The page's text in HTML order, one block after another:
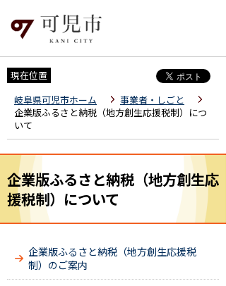
現在位置
岐阜県可児市ホーム
事業者・しごと
企業版ふるさと納税（地方創生応援税制）につ
いて
企業版ふるさと納税（地方創生応
援税制）について
企業版ふるさと納税（地方創生応援税
制）のご案内